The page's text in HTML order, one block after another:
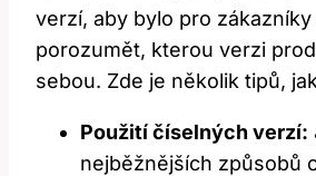
verzí, aby bylo pro
porozumět, kterou verzi
sebou. Zde je několik tipů,
Použití číselných verzí:
nejběžnějších způsobů